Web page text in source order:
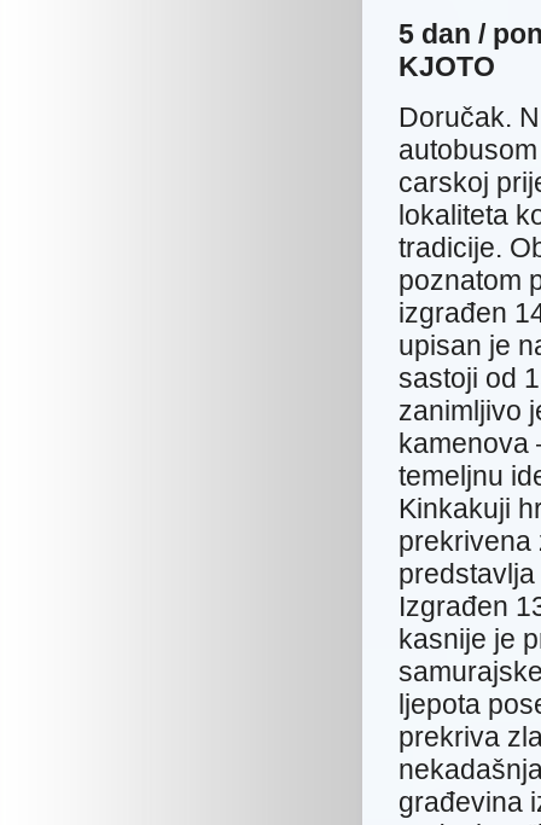
5 dan /
KJOTO
Doručak.
carskoj
lokaliteta
tradicije.
poznatom
izgrađen
upisan je
sastoji od
zanimljivo
kamenova
temeljnu
Kinkakuji
prekrivena
Izgrađen
kasnije je
ljepota
prekriva
građevina